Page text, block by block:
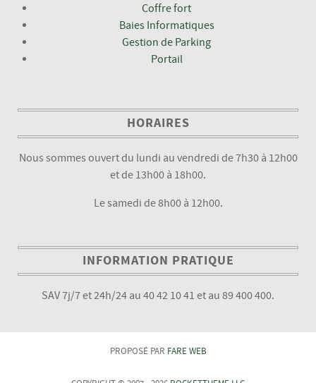
Coffre fort
Baies Informatiques
Gestion de Parking
Portail
HORAIRES
Nous sommes ouvert du lundi au vendredi de 7h30 à 12h00
et de 13h00 à 18h00.
Le samedi de 8h00 à 12h00.
INFORMATION PRATIQUE
SAV 7j/7 et 24h/24 au 40 42 10 41 et au 89 400 400.
PROPOSÉ PAR FARE WEB